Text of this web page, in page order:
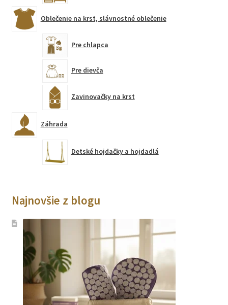
Oblečenie na krst, slávnostné oblečenie
Pre chlapca
Pre dievča
Zavinovačky na krst
Záhrada
Detské hojdačky a hojdadlá
Najnovšie z blogu